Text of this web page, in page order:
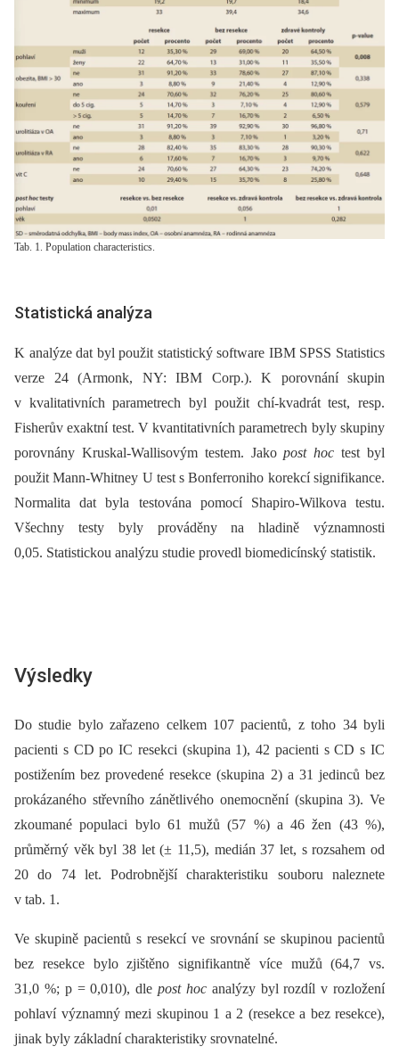
Tab. 1. Population characteristics.
Statistická analýza
K analýze dat byl použit statistický software IBM SPSS Statistics
verze 24 (Armonk, NY: IBM Corp.). K porovnání skupin
v kvalitativních parametrech byl použit chí-kvadrát test, resp.
Fisherův exaktní test. V kvantitativních parametrech byly skupiny
porovnány Kruskal-Wallisovým testem. Jakopost hoctest byl
použit Mann-Whitney U test s Bonferroniho korekcí signifikance.
Normalita dat byla testována pomocí Shapiro-Wilkova testu.
Všechny testy byly prováděny na hladině významnosti
0,05. Statistickou analýzu studie provedl bio­medicínský statistik.
Výsledky
Do studie bylo zařazeno celkem 107 pacientů, z toho 34 byli
pacienti s CD po IC resekci (skupina 1), 42 pacienti s CD s IC
postižením bez provedené resekce (skupina 2) a 31 jedinců bez
prokázaného střevního zánětlivého onemocnění (skupina 3). Ve
zkoumané populaci bylo 61 mužů (57 %) a 46 žen (43 %),
průměrný věk byl 38 let (± 11,5), medián 37 let, s rozsahem od
20 do 74 let. Podrobnější charakteristiku souboru naleznete
v tab. 1.
Ve skupině pacientů s resekcí ve srovnání se skupinou pacientů
bez resekce bylo zjištěno signifikantně více mužů (64,7 vs.
31,0 %; p = 0,010), dle post hocanalýzy byl rozdíl v rozložení
pohlaví významný mezi skupinou 1 a 2 (resekce a bez resekce),
jinak byly základní charakteristiky srovnatelné.